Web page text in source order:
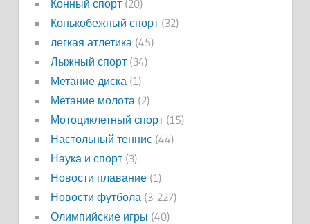
Конный спорт(20)
Конькобежный спорт(32)
легкая атлетика (45)
Лыжный спорт(34)
Метание диска (1)
Метание молота (2)
Мотоциклетный спорт(15)
Настольный теннис(44)
Наука и спорт(3)
Новости плавание(1)
Новости футбола (3 227)
Олимпийские игры (40)